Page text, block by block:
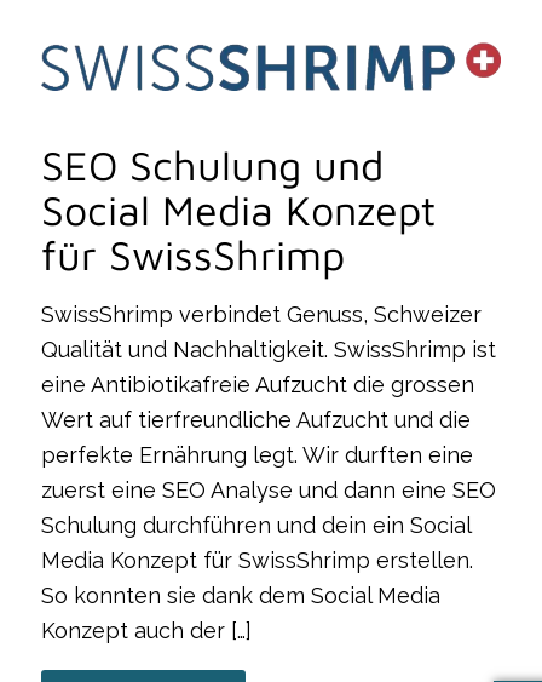
SEO Schulung und
Social Media Konzept
für SwissShrimp
SwissShrimp verbindet Genuss, Schweizer
Qualität und Nachhaltigkeit. SwissShrimp ist
eine Antibiotikafreie Aufzucht die grossen
Wert auf tierfreundliche Aufzucht und die
perfekte Ernährung legt. Wir durften eine
zuerst eine SEO Analyse und dann eine SEO
Schulung durchführen und dein ein Social
Media Konzept für SwissShrimp erstellen.
So konnten sie dank dem Social Media
Konzept auch der […]